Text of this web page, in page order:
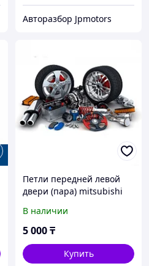
Авторазбор Jpmotors
Петли передней левой
двери (пара) mitsubishi
В наличии
5 000₸
Купить